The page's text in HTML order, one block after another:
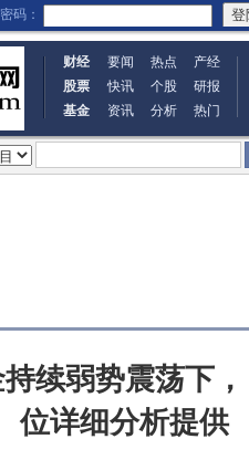
码：
财经 要闻 热点
产经
股票
快讯 个股
研报
基金
资讯 分析 热门
续弱势震荡下
位详细分析提供